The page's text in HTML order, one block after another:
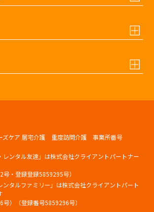
ズケア 居宅介護 重度訪問介護 事業所番号
レンタル友達」は株式会社クライアントパートナー
号・登録登録5859295号）
ンタルファミリー」は株式会社クライアントパート
号）（登録番号5859296号）